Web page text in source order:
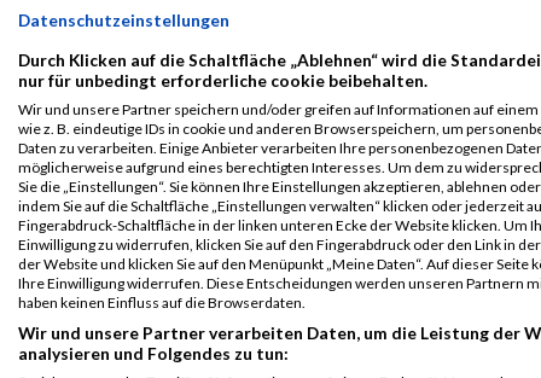
mixed
Nürnberg
weiblich
GER
B2RUN
Nürnberg
Einzelwertung
weiblich
8250 Sabrina Haupt 0000 GER Lidl
Global 2000
Fairness Run
915 Sabrina Haupt 1987 AUT
Legende:
Datenschutzeinstellungen
Durch Klicken auf die Schaltfläche „Ablehnen“ wird die
nur für unbedingt erforderliche cookie beibehalten.
Wir und unsere Partner speichern und/oder greifen auf Informationen auf einem
wie z. B. eindeutige IDs in cookie und anderen Browserspeichern, um
Daten zu verarbeiten. Einige Anbieter verarbeiten Ihre personenbezogenen
möglicherweise aufgrund eines berechtigten Interesses. Um dem zu
Sie die „Einstellungen“. Sie können Ihre Einstellungen akzeptieren, ablehnen
indem Sie auf die Schaltfläche „Einstellungen verwalten“ klicken oder jederzeit
Fingerabdruck-Schaltfläche in der linken unteren Ecke der Website klicken. Um
Einwilligung zu widerrufen, klicken Sie auf den Fingerabdruck oder den Link in
der Website und klicken Sie auf den Menüpunkt „Meine Daten“. Auf dieser Seite
Ihre Einwilligung widerrufen. Diese Entscheidungen werden unseren Partnern
haben keinen Einfluss auf die Browserdaten.
Wir und unsere Partner verarbeiten Daten, um die Leistung der
analysieren und Folgendes zu tun: